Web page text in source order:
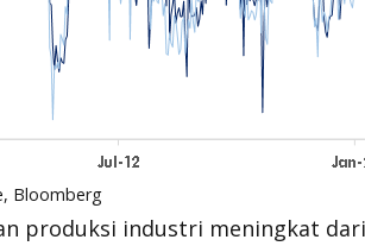
Bloomberg
produksi industri meningkat dari